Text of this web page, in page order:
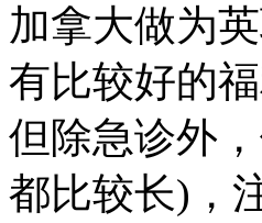
加拿大做为
有比较好的
但除急诊外
都比较长)，